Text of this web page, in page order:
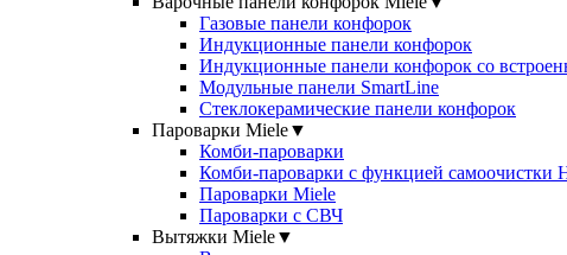
Газовые панели конфорок
Индукционные панели конфорок
Индукционные панели конфорок со
Модульные панели SmartLine
Стеклокерамические панели конфорок
Пароварки Miele▼
Комби-пароварки
Комби-пароварки с функцией самоочистки
Пароварки Miele
Пароварки с СВЧ
Вытяжки Miele▼